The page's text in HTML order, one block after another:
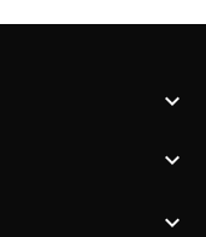


